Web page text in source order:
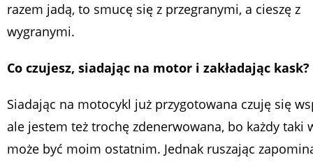
razem jadą, to smucę się z przegranymi, a cieszę z
wygranymi.
Co czujesz, siadając na motor i zakładając kask?
Siadając na motocykl już przygotowana czuję się
ale jestem też trochę zdenerwowana, bo każdy taki
może być moim ostatnim. Jednak ruszając